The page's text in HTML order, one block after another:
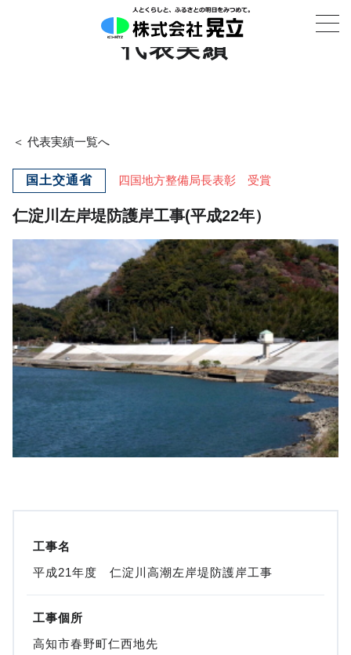
代表実績
＜ 代表実績一覧へ
国土交通省 四国地方整備局長表彰 受賞
仁淀川左岸堤防護岸工事(平成22年）
工事名
平成21年度 仁淀川高潮左岸堤防護岸工事
工事個所
高知市春野町仁西地先